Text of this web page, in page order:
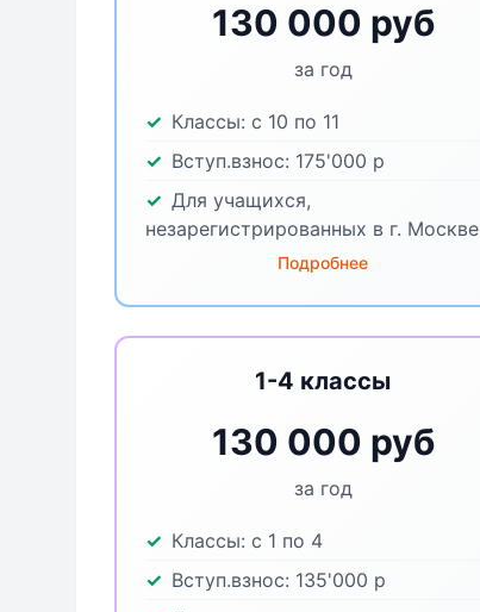
130 000 руб
за год
Классы: с 10 по 11
Вступ.взнос: 175'000 р
Для учащихся,
незарегистрированных в г. Москве
Подробнее
1-4 классы
130 000 руб
за год
Классы: с 1 по 4
Вступ.взнос: 135'000 р